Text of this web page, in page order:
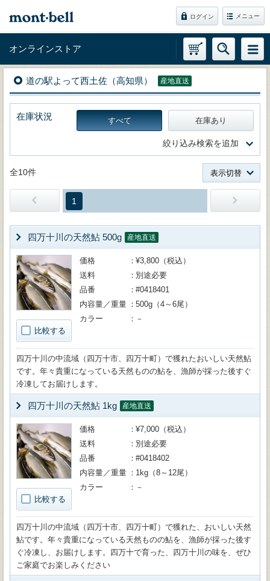
ログイン メニュー
オンラインストア
道の駅よって西土佐（高知県） 産地直送
在庫状況 すべて 在庫あり
絞り込み検索を追加
全10件 表示切替
1
四万十川の天然鮎 500g 産地直送
比較する
価格
¥3,800（税込）
送料
別途必要
品番
#0418401
内容量／重量
500g（4～6尾）
カラー
－
四万十川の中流域（四万十市、四万十町）で獲れたおいしい天然鮎
です。年々貴重になっている天然ものの鮎を、漁師が採った後すぐ
冷凍してお届けします。
四万十川の天然鮎 1kg 産地直送
比較する
価格
¥7,000（税込）
送料
別途必要
品番
#0418402
内容量／重量
1kg（8～12尾）
カラー
－
四万十川の中流域（四万十市、四万十町）で獲れた、おいしい天然
鮎です。年々貴重になっている天然ものの鮎を、漁師が採った後す
ぐ冷凍し、お届けします。四万十で育った、四万十川の味を、ぜひ
ご家庭でお楽しみください